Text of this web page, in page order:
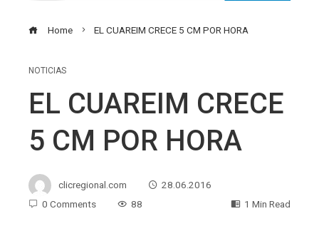
Home EL CUAREIM CRECE 5 CM POR HORA
NOTICIAS
EL CUAREIM CRECE
5 CM POR HORA
clicregional.com
28.06.2016
0 Comments
88 1 Min Read